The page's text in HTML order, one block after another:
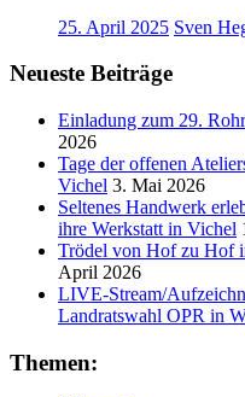
25. April 2025 Sven
Neueste Beiträge
Einladung zum 29.
2026
Tage der offenen
Vichel 3. Mai 2026
Seltenes Handwerk
ihre Werkstatt in Vichel
Trödel von Hof zu Hof
April 2026
LIVE-Stream/
Landratswahl OPR in
Themen: